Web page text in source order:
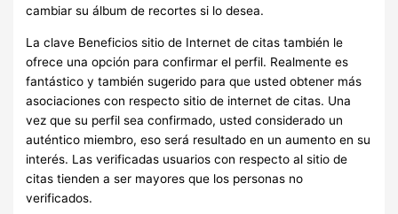
cambiar su álbum de recortes si lo desea.
La clave Beneficios sitio de Internet de citas también le
ofrece una opción para confirmar el perfil. Realmente es
fantástico y también sugerido para que usted obtener más
asociaciones con respecto sitio de internet de citas. Una
vez que su perfil sea confirmado, usted considerado un
auténtico miembro, eso será resultado en un aumento en su
interés. Las verificadas usuarios con respecto al sitio de
citas tienden a ser mayores que los personas no
verificados.